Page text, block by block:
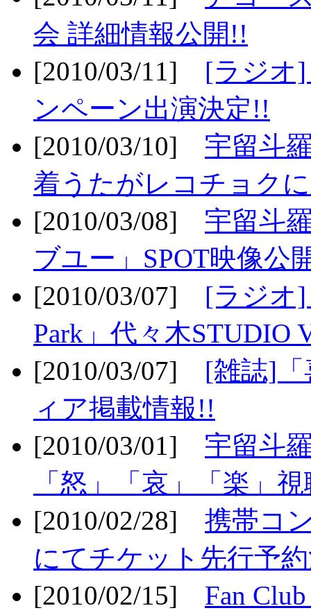
会 詳細情報公開!!
[2010/03/11] [ラジオ
ンペーン出演決定!!
[2010/03/10] 宇留斗
着うたがレコチョク
[2010/03/08] 宇留斗
ブユー」SPOT映像公
[2010/03/07] [ラジオ]
Park」代々木STUDIO
[2010/03/07] [雑誌]「
ィア掲載情報!!
[2010/03/01] 宇留斗
「怒」「哀」「楽」
[2010/02/28] 携帯コ
にてチケット先行予
[2010/02/15] Fan